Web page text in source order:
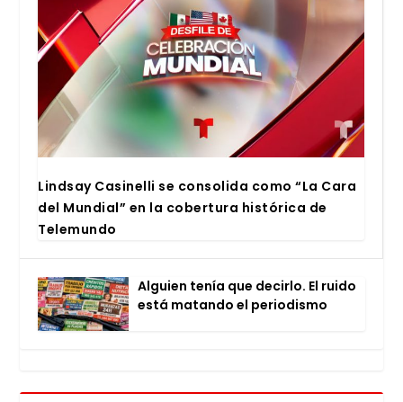
Lind­say Casi­ne­lli se con­so­li­da como “La Cara
del Mun­dial” en la cober­tu­ra his­tó­ri­ca de
Tele­mun­do
Alguien tenía que decir­lo. El rui­do
está matan­do el perio­dis­mo